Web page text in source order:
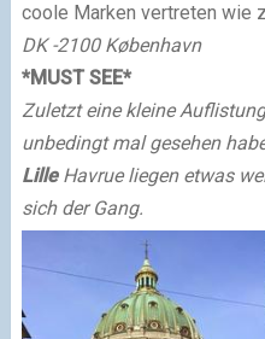
coole Marken vertreten wie
DK -2100 København
*MUST SEE*
Zuletzt eine kleine
unbedingt mal gesehen
LilleHavrue liegen etwas
sich der Gang.